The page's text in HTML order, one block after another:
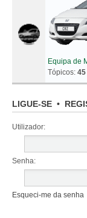
Equipa de
Tópicos: 45
LIGUE-SE •
Utilizador:
Senha:
Esqueci-me da senha